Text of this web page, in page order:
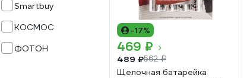
Smartbuy
КОСМОС
ФОТОН
-17%
469 ₽
489 ₽562 ₽
Щелочная батарейка